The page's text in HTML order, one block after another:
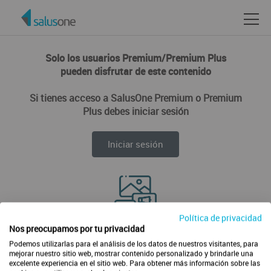
Solo los usuarios Premium/Premium Plus
pueden disfrutar de este contenido
Si tienes acceso a SalusOne Premium o Premium
Plus debes iniciar sesión
Iniciar sesión
Disfruta de todos los contenidos de forma ilimitada
Política de privacidad
Nos preocupamos por tu privacidad
Podemos utilizarlas para el análisis de los datos de nuestros visitantes, para
mejorar nuestro sitio web, mostrar contenido personalizado y brindarle una
excelente experiencia en el sitio web. Para obtener más información sobre las